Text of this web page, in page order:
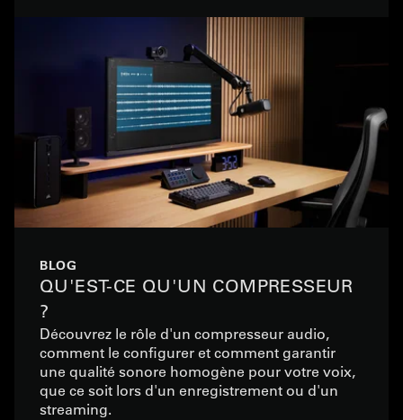
BLOG
QU'EST-CE QU'UN COMPRESSEUR
?
Découvrez le rôle d'un compresseur audio,
comment le configurer et comment garantir
une qualité sonore homogène pour votre voix,
que ce soit lors d'un enregistrement ou d'un
streaming.